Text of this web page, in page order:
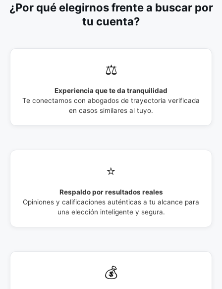
¿Por qué elegirnos frente a buscar por
tu cuenta?
⚖️
Experiencia que te da tranquilidad
Te conectamos con abogados de trayectoria verificada
en casos similares al tuyo.
⭐
Respaldo por resultados reales
Opiniones y calificaciones auténticas a tu alcance para
una elección inteligente y segura.
💰